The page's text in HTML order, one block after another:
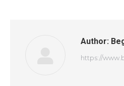
Author:
https://